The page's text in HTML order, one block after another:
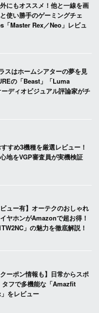
にもオススメ！他と一線を画
使い勝手のゲーミングチェ
「Master Rex／Neo」レビュ
スはホームシアターの夢を見
の「Beast」「Luma
ディオビジュアル評論家がチ
すめ3機種を厳選レビュー！
地をVGP審査員が実機検証
ビュー有】オーテクのおしゃれ
ヤホンがAmazonで超お得！
」の魅力を徹底解説！
クーポン情報も】日常からスポ
タフで多機能な「Amazfit
をレビュー